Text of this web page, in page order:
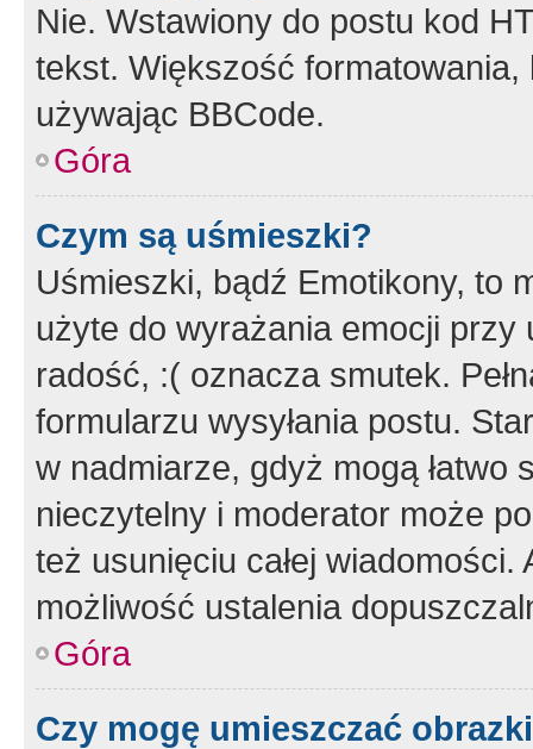
Nie. Wstawiony do postu kod
tekst. Większość
używając BBCode.
Góra
Czym są uśmieszki?
Uśmieszki, bądź Emotikony, to
użyte do wyrażania emocji
radość, :( oznacza smutek.
formularzu wysyłania postu.
w nadmiarze, gdyż mogą
nieczytelny i moderator może
też usunięciu całej
możliwość ustalenia
Góra
Czy mogę umieszczać